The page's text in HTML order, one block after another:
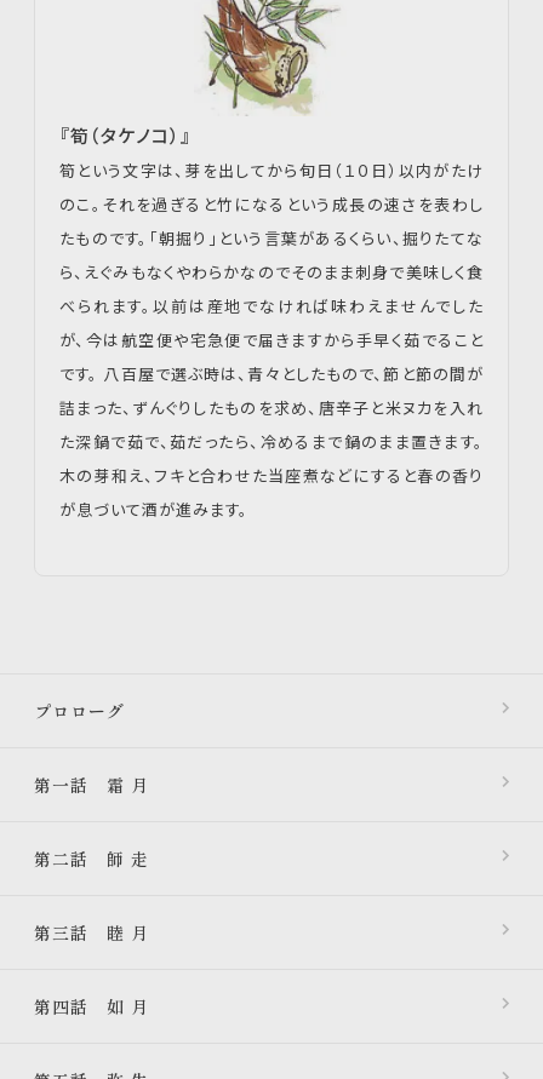
『筍（タケノコ）』
筍という文字は、芽を出してから旬日（１０日）以内がたけ
のこ。それを過ぎると竹になるという成長の速さを表わし
たものです。「朝掘り」という言葉があるくらい、掘りたてな
ら、えぐみもなくやわらかなのでそのまま刺身で美味しく食
べられます。以前は産地でなければ味わえませんでした
が、今は航空便や宅急便で届きますから手早く茹でること
です。 八百屋で選ぶ時は、青々としたもので、節と節の間が
詰まった、ずんぐりしたものを求め、唐辛子と米ヌカを入れ
た深鍋で茹で、茹だったら、冷めるまで鍋のまま置きます。
木の芽和え、フキと合わせた当座煮などにすると春の香り
が息づいて酒が進みます。
プロローグ
第一話 霜 月
第二話 師 走
第三話 睦 月
第四話 如 月